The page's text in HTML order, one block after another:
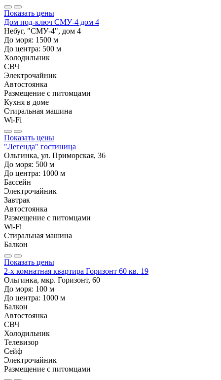
Показать цены
Дом под-ключ СМУ-4 дом 4
Небуг, "СМУ-4", дом 4
До моря: 1500 м
До центра: 500 м
Холодильник
СВЧ
Электрочайник
Автостоянка
Размещение с питомцами
Кухня в доме
Стиральная машина
Wi-Fi
Показать цены
"Легенда" гостиница
Ольгинка, ул. Приморская, 36
До моря: 500 м
До центра: 1000 м
Бассейн
Электрочайник
Завтрак
Автостоянка
Размещение с питомцами
Wi-Fi
Стиральная машина
Балкон
Показать цены
2-х комнатная квартира Горизонт 60 кв. 19
Ольгинка, мкр. Горизонт, 60
До моря: 100 м
До центра: 1000 м
Балкон
Автостоянка
СВЧ
Холодильник
Телевизор
Сейф
Электрочайник
Размещение с питомцами